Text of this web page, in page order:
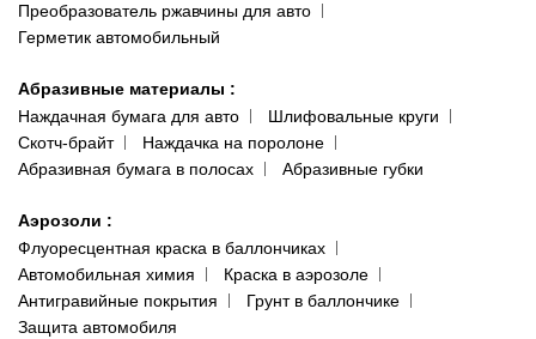
Преобразователь ржавчины для авто
Герметик автомобильный
Абразивные материалы :
Наждачная бумага для авто
Шлифовальные круги
Скотч-брайт
Наждачка на поролоне
Абразивная бумага в полосах
Абразивные губки
Аэрозоли :
Флуоресцентная краска в баллончиках
Автомобильная химия
Краска в аэрозоле
Антигравийные покрытия
Грунт в баллончике
Защита автомобиля